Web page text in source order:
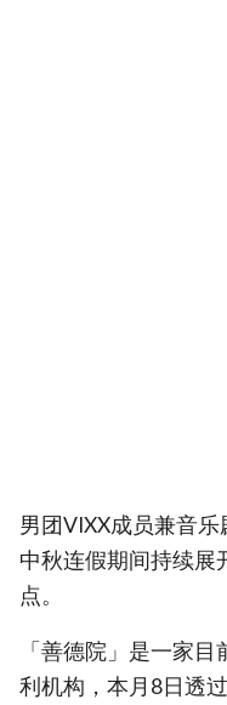
男团VIXX成员兼音
中秋连假期间持续展
点。
「善德院」是一家
利机构，本月8日透